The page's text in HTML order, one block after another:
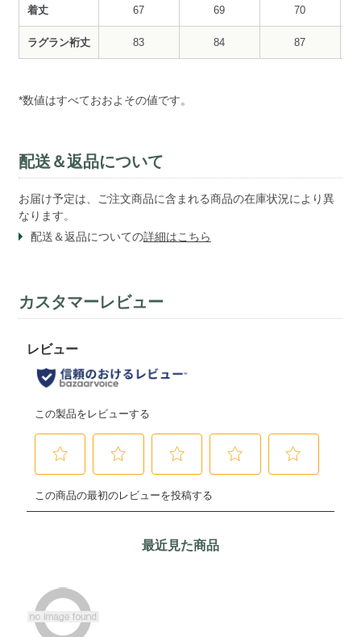
着丈 67 69 70
ラグラン裄丈 83 84 87
*数値はすべておおよその値です。
配送＆返品について
お届け予定は、ご注文商品に含まれる商品の在庫状況により異
なります。
配送＆返品についての詳細はこちら
カスタマーレビュー
最近見た商品